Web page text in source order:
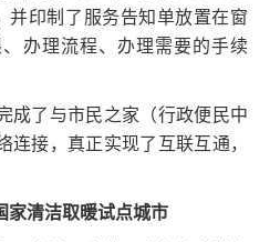
并印制了服务告知单放置在窗
办理流程、办理需要的手续
成了与市民之家（行政便民中
连接，真正实现了互联互通，
家清洁取暖试点城市